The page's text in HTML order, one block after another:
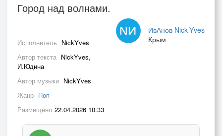
Город над волнами.
ИвАнов Nick-Yves
Крым
Исполнитель NickYves
Автор текста NickYves,
И.Юдина
Автор музыки NickYves
Жанр Поп
Размещено 22.04.2026 10:33